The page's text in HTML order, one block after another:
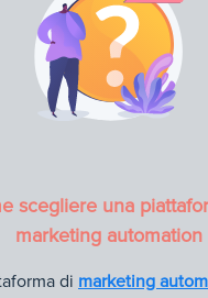
scegliere una
marketing automation
di marketing